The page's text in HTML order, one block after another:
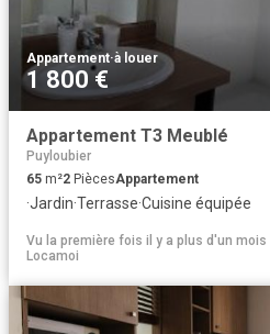
Appartement·à louer
1 800 €
Appartement T3 Meublé
Puyloubier
65 m²2 PiècesAppartement
·Jardin·Terrasse·Cuisine équipée
Vu la première fois il y a plus d'un mois
Locamoi